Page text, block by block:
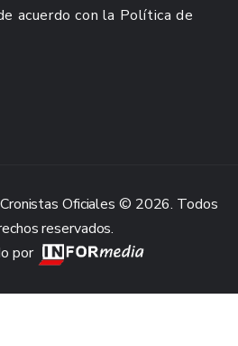
acuerdo con la Política de
Oficiales © 2026. Todos
reservados.
por